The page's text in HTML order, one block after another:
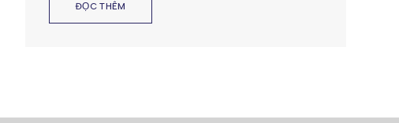
ĐỌC THÊM